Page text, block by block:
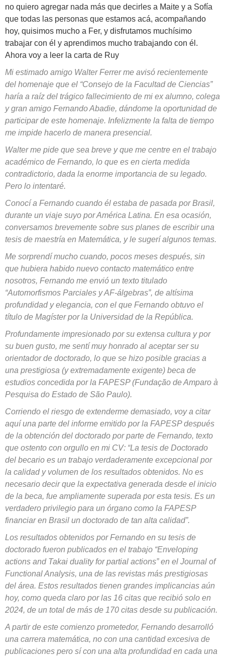
no quiero agregar nada más que decirles a Maite y a Sofía
que todas las personas que estamos acá, acompañando
hoy, quisimos mucho a Fer, y disfrutamos muchísimo
trabajar con él y aprendimos mucho trabajando con él.
Ahora voy a leer la carta de Ruy
Mi estimado amigo Walter Ferrer me avisó recientemente
del homenaje que el “Consejo de la Facultad de Ciencias”
haría a raíz del trágico fallecimiento de mi ex alumno, colega
y gran amigo Fernando Abadie, dándome la oportunidad de
participar de este homenaje. Infelizmente la falta de tiempo
me impide hacerlo de manera presencial.
Walter me pide que sea breve y que me centre en el trabajo
académico de Fernando, lo que es en cierta medida
contradictorio, dada la enorme importancia de su legado.
Pero lo intentaré.
Conocí a Fernando cuando él estaba de pasada por Brasil,
durante un viaje suyo por América Latina. En esa ocasión,
conversamos brevemente sobre sus planes de escribir una
tesis de maestría en Matemática, y le sugerí algunos temas.
Me sorprendí mucho cuando, pocos meses después, sin
que hubiera habido nuevo contacto matemático entre
nosotros, Fernando me envió un texto titulado
“Automorfismos Parciales y AF-álgebras”, de altísima
profundidad y elegancia, con el que Fernando obtuvo el
título de Magíster por la Universidad de la República.
Profundamente impresionado por su extensa cultura y por
su buen gusto, me sentí muy honrado al aceptar ser su
orientador de doctorado, lo que se hizo posible gracias a
una prestigiosa (y extremadamente exigente) beca de
estudios concedida por la FAPESP (Fundação de Amparo à
Pesquisa do Estado de São Paulo).
Corriendo el riesgo de extenderme demasiado, voy a citar
aquí una parte del informe emitido por la FAPESP después
de la obtención del doctorado por parte de Fernando, texto
que ostento con orgullo en mi CV: “La tesis de Doctorado
del becario es un trabajo verdaderamente excepcional por
la calidad y volumen de los resultados obtenidos. No es
necesario decir que la expectativa generada desde el inicio
de la beca, fue ampliamente superada por esta tesis. Es un
verdadero privilegio para un órgano como la FAPESP
financiar en Brasil un doctorado de tan alta calidad”.
Los resultados obtenidos por Fernando en su tesis de
doctorado fueron publicados en el trabajo “Enveloping
actions and Takai duality for partial actions” en el Journal of
Functional Analysis, una de las revistas más prestigiosas
del área. Estos resultados tienen grandes implicancias aún
hoy, como queda claro por las 16 citas que recibió solo en
2024, de un total de más de 170 citas desde su publicación.
A partir de este comienzo prometedor, Fernando desarrolló
una carrera matemática, no con una cantidad excesiva de
publicaciones pero sí con una alta profundidad en cada una